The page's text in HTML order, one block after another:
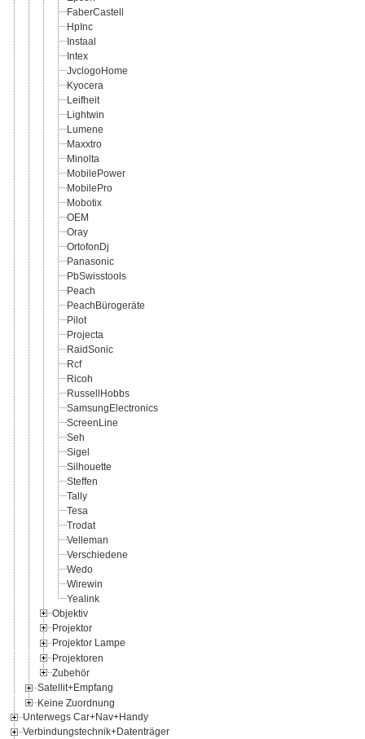
FaberCastell
HpInc
Instaal
Intex
JvclogoHome
Kyocera
Leifheit
Lightwin
Lumene
Maxxtro
Minolta
MobilePower
MobilePro
Mobotix
OEM
Oray
OrtofonDj
Panasonic
PbSwisstools
Peach
PeachBürogeräte
Pilot
Projecta
RaidSonic
Rcf
Ricoh
RussellHobbs
SamsungElectronics
ScreenLine
Seh
Sigel
Silhouette
Steffen
Tally
Tesa
Trodat
Velleman
Verschiedene
Wedo
Wirewin
Yealink
Objektiv
Projektor
Projektor Lampe
Projektoren
Zubehör
Satellit+Empfang
Keine Zuordnung
Unterwegs Car+Nav+Handy
Verbindungstechnik+Datenträger